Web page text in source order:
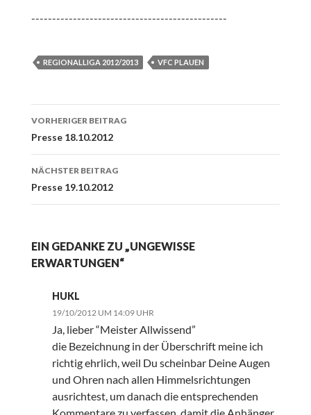
-----------------------------------------------
REGIONALLIGA 2012/2013 VFC PLAUEN
Beitrags-
Navigation
VORHERIGER BEITRAG
Presse 18.10.2012
NÄCHSTER BEITRAG
Presse 19.10.2012
EIN GEDANKE ZU „UNGEWISSE
ERWARTUNGEN“
HUKL
19/10/2012 UM 14:09 UHR
Ja, lieber “Meister Allwissend”
die Bezeichnung in der Überschrift meine ich
richtig ehrlich, weil Du scheinbar Deine Augen
und Ohren nach allen Himmelsrichtungen
ausrichtest, um danach die entsprechenden